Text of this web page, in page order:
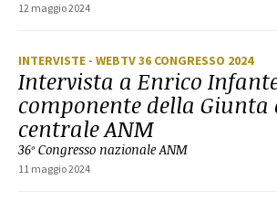
12 maggio 2024
INTERVISTE - WEBTV 36 CONGRESSO 2024
Intervista a Enrico
componente della Giunta
centrale ANM
36º Congresso nazionale ANM
11 maggio 2024